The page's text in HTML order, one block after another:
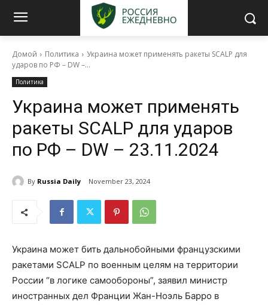
Домой Политика
Украина может применять ракеты SCALP для
ударов по РФ – DW –...
Политика
Украина может применять
ракеты SCALP для ударов
по РФ – DW – 23.11.2024
By Russia Daily November 23, 2024
Украина может бить дальнобойными французскими
ракетами SCALP по военным целям на территории
России “в логике самообороны”, заявил министр
иностранных дел Франции Жан-Ноэль Барро в